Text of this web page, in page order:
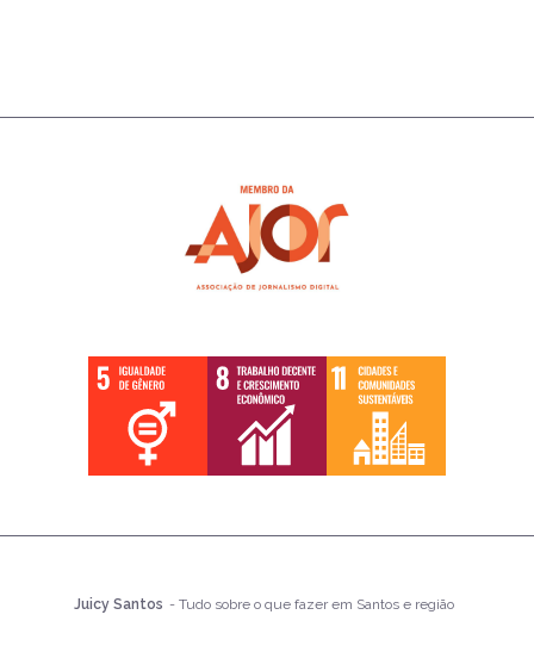
Juicy Santos - Tudo sobre o que fazer em Santos e região